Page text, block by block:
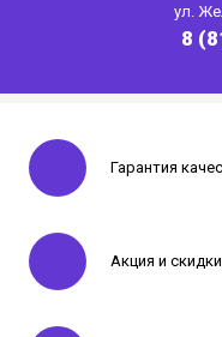
ул.
8
Гарантия
Акция и